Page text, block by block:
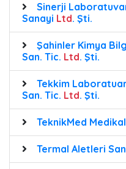
Sinerji
Sanayi Ltd. Şti.
Şahinler Kimya
San. Tic. Ltd. Şti.
Tekkim
San. Tic. Ltd. Şti.
TeknikMed
Termal Aletleri